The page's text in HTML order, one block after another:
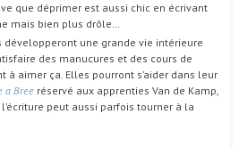
que déprimer est aussi chic en écrivant
mais bien plus drôle…
développeront une grande vie intérieure
des manucures et des cours de
à aimer ça. Elles pourront s’aider dans leur
a Bree réservé aux apprenties Van de Kamp,
peut aussi parfois tourner à la